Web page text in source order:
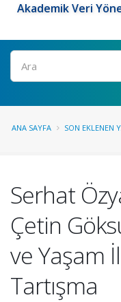
Akademik Veri
Ara
ANA SAYFA SON EKLENEN
Serhat
Çetin
ve Yaşam
Tartışma